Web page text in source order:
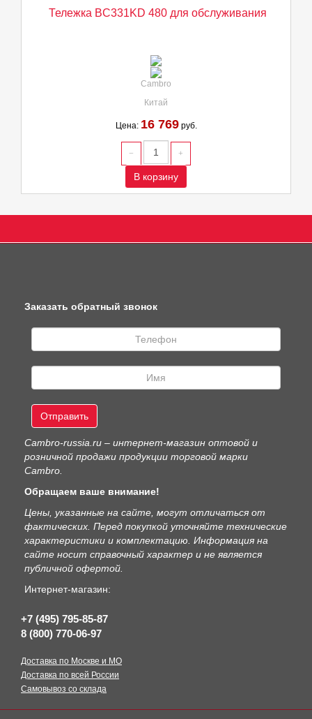
Тележка BC331KD 480 для обслуживания
Cambro
Китай
Цена: 16 769руб.
В корзину
Заказать обратный звонок
Отправить
Сambro-russia.ru – интернет-магазин оптовой и
розничной продажи продукции торговой марки
Cambro.
Обращаем ваше внимание!
Цены, указанные на сайте, могут отличаться от
фактических. Перед покупкой уточняйте технические
характеристики и комплектацию. Информация на
сайте носит справочный характер и не является
публичной офертой.
Интернет-магазин:
+7 (495) 795-85-87
8 (800) 770-06-97
Доставка по Москве и МО
Доставка по всей России
Самовывоз со склада